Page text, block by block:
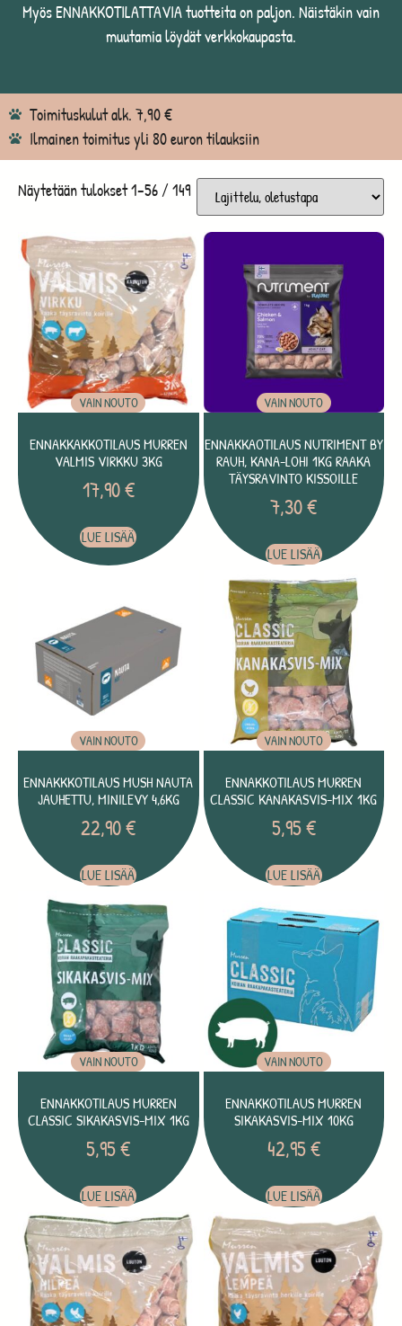
Myös ENNAKKOTILATTAVIA tuotteita on paljon. Näistäkin vain
muutamia löydät verkkokaupasta.
Toimituskulut alk. 7,90 €
Ilmainen toimitus yli 80 euron tilauksiin
Näytetään tulokset 1–56 / 149
VAIN NOUTO
ENNAKKAKKOTILAUS MURREN
VALMIS VIRKKU 3KG
17,90€
LUE LISÄÄ
VAIN NOUTO
ENNAKKAOTILAUS NUTRIMENT BY
RAUH, KANA-LOHI 1KG RAAKA
TÄYSRAVINTO KISSOILLE
7,30€
LUE LISÄÄ
VAIN NOUTO
ENNAKKKOTILAUS MUSH NAUTA
JAUHETTU, MINILEVY 4,6KG
22,90€
LUE LISÄÄ
VAIN NOUTO
ENNAKKOTILAUS MURREN
CLASSIC KANAKASVIS-MIX 1KG
5,95€
LUE LISÄÄ
VAIN NOUTO
ENNAKKOTILAUS MURREN
CLASSIC SIKAKASVIS-MIX 1KG
5,95€
LUE LISÄÄ
VAIN NOUTO
ENNAKKOTILAUS MURREN
SIKAKASVIS-MIX 10KG
42,95€
LUE LISÄÄ